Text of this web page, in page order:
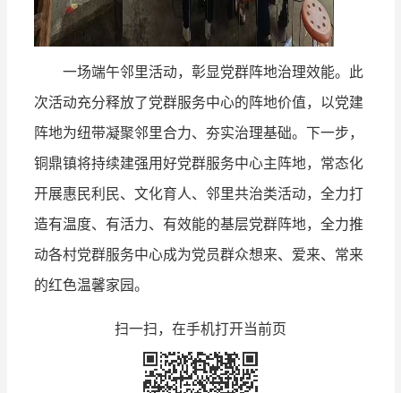
一场端午邻里活动，彰显党群阵地治理效能。此
次活动充分释放了党群服务中心的阵地价值，以党建
阵地为纽带凝聚邻里合力、夯实治理基础。下一步，
铜鼎镇将持续建强用好党群服务中心主阵地，常态化
开展惠民利民、文化育人、邻里共治类活动，全力打
造有温度、有活力、有效能的基层党群阵地，全力推
动各村党群服务中心成为党员群众想来、爱来、常来
的红色温馨家园。
扫一扫，在手机打开当前页